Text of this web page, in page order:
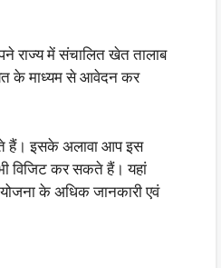
राज्य में संचालित खेत तालाब
के माध्यम से आवेदन कर
हैं। इसके अलावा आप इस
विजिट कर सकते हैं। यहां
के अधिक जानकारी एवं